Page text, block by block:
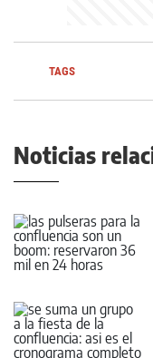
TAGS
Noticias